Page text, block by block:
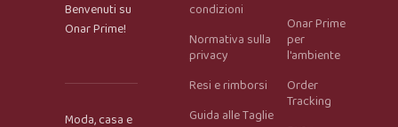
Benvenuti su
Onar Prime!
Moda, casa e
condizioni
Normativa sulla
privacy
Resi e rimborsi
Guida alle Taglie
Onar Prime
per
l'ambiente
Order
Tracking